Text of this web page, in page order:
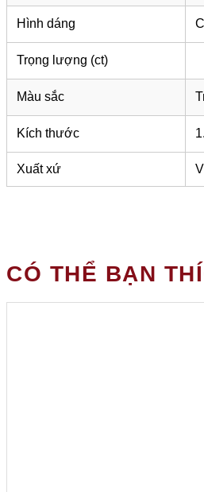
Hình dáng
Trọng lượng (ct)
Màu sắc
Kích thước
Xuất xứ
CÓ THỂ BẠN